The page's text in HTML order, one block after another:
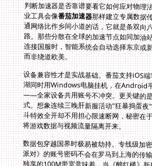
判断加速器是否靠谱要看它如何应对物理
业工具会像番茄加速器那样建立专属数据
通网络比作乡间小道的话，它
路。那些分散在全球的加速节
连接国服时，智能系统会自动
而非绕道欧美。
设备兼容性才是实战基础。番茄支持iOS
湖同时用Windows电脑挂机，在
——全家设备共用账号不冲突。更关键的
式。想象连续三晚肝新服活动"狂暴捣蛋夜
斗特效全开却不用担心限速断网，秘密在
将游戏数据与视频流量隔离开来。
数据包穿越国界时极易被劫持。专线级加
派对》的账号密码不会在罗马到上海的传
独享的100M带宽意味着，当《醉红楼》